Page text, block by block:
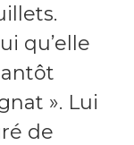
qu’elle
». Lui
de